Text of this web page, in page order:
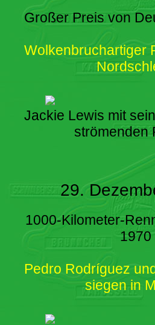
Großer Preis von
Wolkenbruchartiger
Jackie Lewis mit
strömenden
29.
1000-Kilometer-
1970
Pedro Rodríguez
siegen in